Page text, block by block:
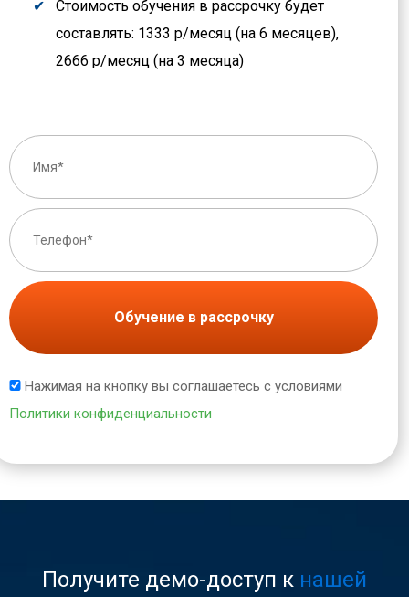
Стоимость обучения в рассрочку будет
составлять: 1333 р/месяц (на 6 месяцев),
2666 р/месяц (на 3 месяца)
Обучение в рассрочку
Нажимая на кнопку вы соглашаетесь с условиями
Политики конфиденциальности
Получите демо-доступ к нашей